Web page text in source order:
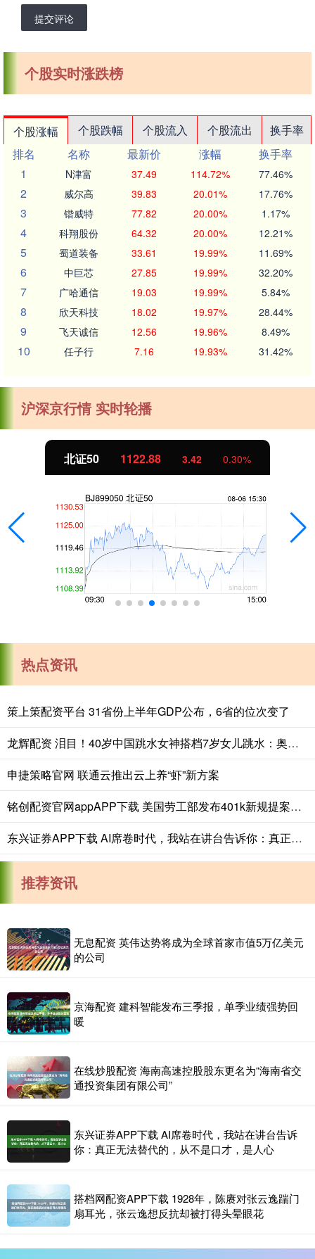
提交评论
个股实时涨跌榜
个股涨幅 个股跌幅 个股流入 个股流出
换手率
排名
名称 最新价 涨幅
换手率
1
N津富 37.49 114.72% 77.46%
2 威尔高 39.83 20.01% 17.76%
3 锴威特 77.82 20.00% 1.17%
4 科翔股份 64.32 20.00% 12.21%
5 蜀道装备 33.61 19.99% 11.69%
6 中巨芯 27.85 19.99% 32.20%
7 广哈通信 19.03 19.99% 5.84%
8 欣天科技 18.02 19.97% 28.44%
9 飞天诚信 12.56 19.96% 8.49%
10 任子行 7.16 19.93% 31.42%
沪深京行情 实时轮播
北证50 1122.88 3.42 0.30%
热点资讯
策上策配资平台 31省份上半年GDP公布，6省的位次变了
龙辉配资 泪目！40岁中国跳水女神搭档7岁女儿跳水：奥运冠军传承
申捷策略官网 联通云推出云上养“虾”新方案
铭创配资官网appAPP下载 美国劳工部发布401k新规提案：确立“安全港”制度 加速私募资产入市
东兴证券APP下载 AI席卷时代，我站在讲台告诉你：真正无法替代的，从不是口才，是人心
推荐资讯
无息配资 英伟达势将成为全球首家市值5万亿美元
的公司
京海配资 建科智能发布三季报，单季业绩强势回
暖
在线炒股配资 海南高速控股股东更名为“海南省交
通投资集团有限公司”
东兴证券APP下载 AI席卷时代，我站在讲台告诉
你：真正无法替代的，从不是口才，是人心
搭档网配资APP下载 1928年，陈赓对张云逸踹门
扇耳光，张云逸想反抗却被打得头晕眼花